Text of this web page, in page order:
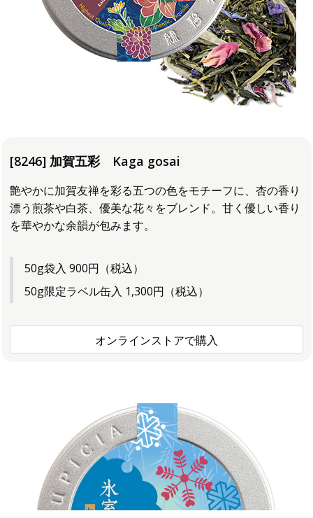
[8246] 加賀五彩 Kaga gosai
艶やかに加賀友禅を彩る五つの色をモチーフに、杏の香り
漂う煎茶や白茶、優美な花々をブレンド。甘く優しい香り
を華やかな余韻が包みます。
50g袋入 900円（税込）
50g限定ラベル缶入 1,300円（税込）
オンラインストアで購入